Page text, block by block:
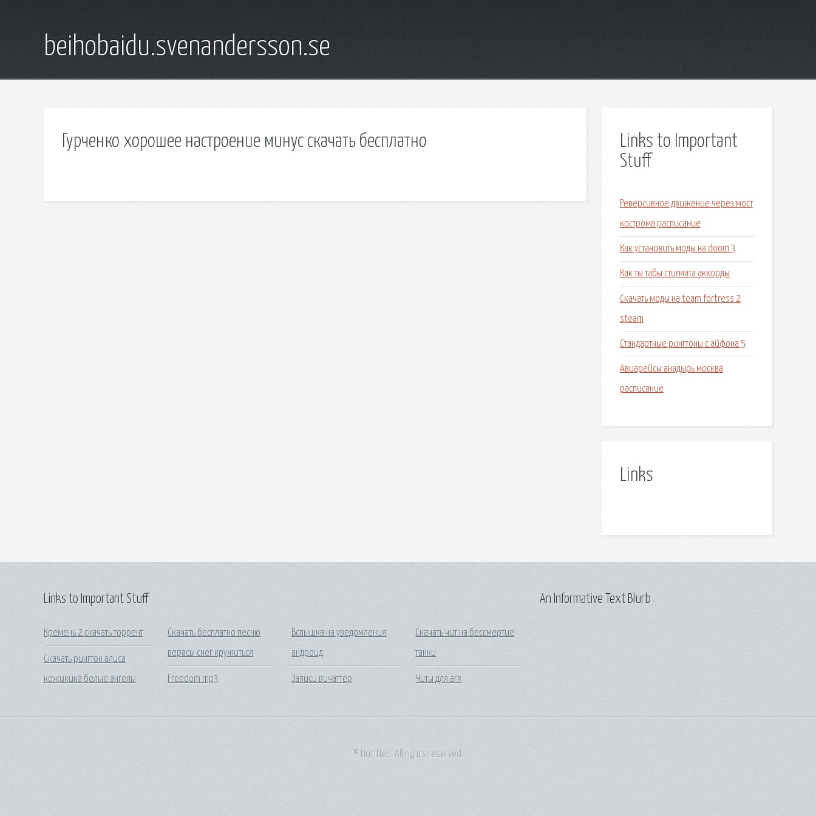
beihobaidu.svenandersson.se
Гурченко хорошее настроение минус скачать бесплатно
Links to Important
Stuff
Реверсивное движение через мост
кострома расписание
Как установить моды на doom 3
Как ты табы стигмата аккорды
Скачать моды на team fortress 2
steam
Стандартные рингтоны с айфона 5
Авиарейсы анадырь москва
расписание
Links
Links to Important Stuff
Кремень 2 скачать торрент
Скачать рингтон алиса
кожикина белые ангелы
Скачать бесплатно песню
верасы снег кружиться
Freedom mp3
Вспышка на уведомления
андроид
Записи вичаттер
Скачать чит на бессмертие
танки
Читы для ark
An Informative Text Blurb
© Untitled. All rights reserved.